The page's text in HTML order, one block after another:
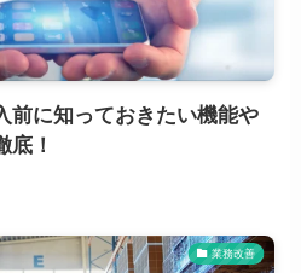
前に知っておきたい機能や
底！
業務改善